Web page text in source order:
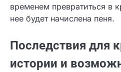
привязанная к профилю.
достаточно для покрытия
временем превратиться в
нее будет начислена пеня.